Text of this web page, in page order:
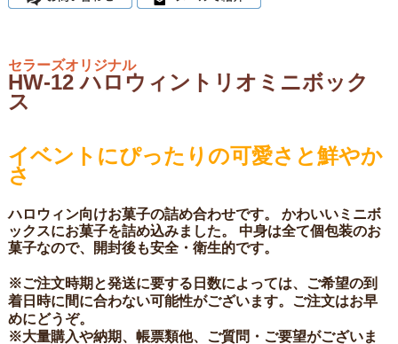
セラーズオリジナル
HW-12 ハロウィントリオミニボック
ス
イベントにぴったりの可愛さと鮮やか
さ
ハロウィン向けお菓子の詰め合わせです。 かわいいミニボ
ックスにお菓子を詰め込みました。 中身は全て個包装のお
菓子なので、開封後も安全・衛生的です。
※ご注文時期と発送に要する日数によっては、ご希望の到
着日時に間に合わない可能性がございます。ご注文はお早
めにどうぞ。
※大量購入や納期、帳票類他、ご質問・ご要望がございま